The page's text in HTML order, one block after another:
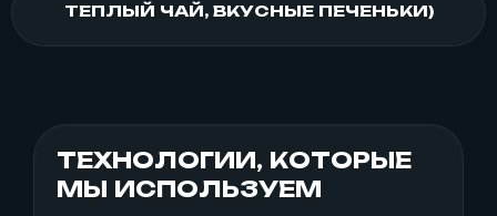
ТЕПЛЫЙ ЧАЙ, ВКУСНЫЕ ПЕЧЕНЬКИ)
ТЕХНОЛОГИИ, КОТОРЫЕ
МЫ ИСПОЛЬЗУЕМ